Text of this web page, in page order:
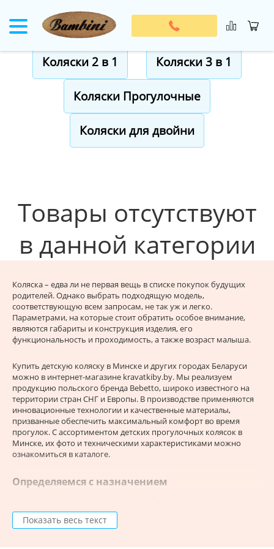
Детские коляски
Коляски 2 в 1 Коляски 3 в 1
Коляски Прогулочные
Коляски для двойни
Товары отсутствуют
в данной категории
Коляска – едва ли не первая вещь в списке покупок будущих
родителей. Однако выбрать подходящую модель,
соответствующую всем запросам, не так уж и легко.
Параметрами, на которые стоит обратить особое внимание,
являются габариты и конструкция изделия, его
функциональность и проходимость, а также возраст малыша.
Купить детскую коляску в Минске и других городах Беларуси
можно в интернет-магазине kravatkiby.by. Мы реализуем
продукцию польского бренда Bebetto, широко известного на
территории стран СНГ и Европы. В производстве применяются
инновационные технологии и качественные материалы,
призванные обеспечить максимальный комфорт во время
прогулок. С ассортиментом детских прогулочных колясок в
Минске, их фото и техническими характеристиками можно
ознакомиться в каталоге.
Определяемся с назначением
новорожденного. Она рассчитана на детей в возрасте до года,
которые еще не умеют уверенно сидеть. Преимущества таких
Показать весь текст